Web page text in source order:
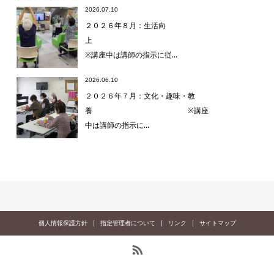
2026.07.10
２０２６年８月：生活向
上
※講座中は講師の指示に従...
2026.06.10
２０２６年７月：文化・趣味・教
養 ※講座
中は講師の指示に...
個人情報保護方針 指定管理者について リンク サイトマップ